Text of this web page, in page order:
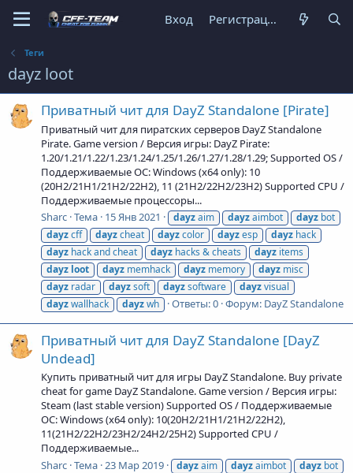
Вход Регистрация
Теги
dayz loot
Приватный чит для DayZ Standalone [Pirate]
Приватный чит для пиратских серверов DayZ Standalone
Pirate. Game version / Версия игры: DayZ Pirate:
1.20/1.21/1.22/1.23/1.24/1.25/1.26/1.27/1.28/1.29; Supported OS /
Поддерживаемые ОС: Windows (x64 only): 10
(20H2/21H1/21H2/22H2), 11 (21H2/22H2/23H2) Supported CPU /
Поддерживаемые процессоры...
Sharc Тема 15 Янв 2021 dayzaim dayzaimbot dayz bot
dayzcff dayzcheat dayzcolor dayzesp dayz hack
dayz hack and cheat dayz hacks & cheats dayz items
dayz loot dayz memhack dayz memory dayz misc
dayz radar dayzsoft dayzsoftware dayzvisual
dayzwallhack dayzwh Ответы: 0 Форум: DayZ Standalone
Приватный чит для DayZ Standalone [DayZ
Undead]
Купить приватный чит для игры DayZ Standalone. Buy private
cheat for game DayZ Standalone. Game version / Версия игры:
Steam (last stable version) Supported OS / Поддерживаемые
ОС: Windows (x64 only): 10(20H2/21H1/21H2/22H2),
11(21H2/22H2/23H2/24H2/25H2) Supported CPU /
Поддерживаемые...
Sharc Тема 23 Мар 2019 dayzaim dayzaimbot dayz bot